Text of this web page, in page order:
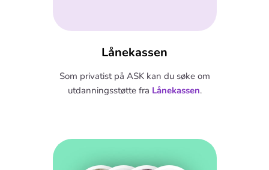
Lånekassen
Som privatist på ASK kan du søke om
utdanningsstøtte fra Lånekassen.